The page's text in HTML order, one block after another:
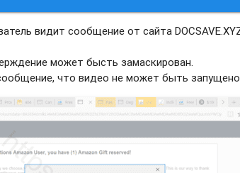
видит сообщение от сайта
может бысть замаскирован.
что видео не может быть